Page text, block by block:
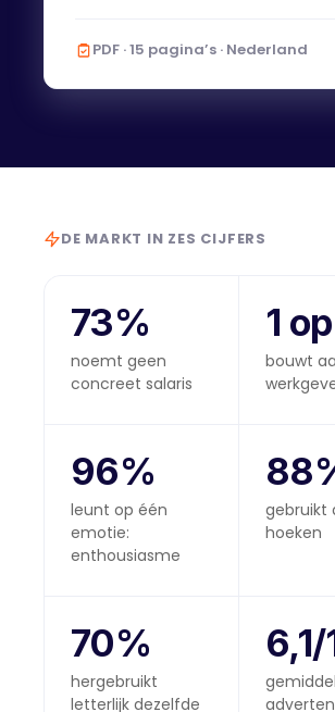
PDF · 15 pagina’s · Nederland
DE MARKT IN ZES CIJFERS
73%
noemt geen
concreet salaris
1
bouwt
96%
leunt op één
emotie:
enthousiasme
gebruikt
hoeken
70%
hergebruikt
letterlijk dezelfde